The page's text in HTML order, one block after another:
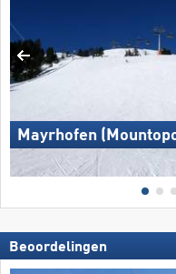
Mayrhofen
Beoordelingen